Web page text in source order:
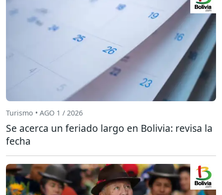
Turismo • AGO 1 / 2026
Se acerca un feriado largo en Bolivia: revisa la
fecha